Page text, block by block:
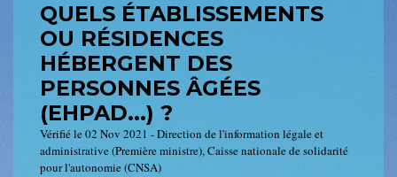
QUELS ÉTABLISSEMENTS
OU RÉSIDENCES
HÉBERGENT DES
PERSONNES ÂGÉES
(EHPAD...) ?
Vérifié le 02 Nov 2021 - Direction de l'information légale et
administrative (Première ministre), Caisse nationale de solidarité
pour l'autonomie (CNSA)